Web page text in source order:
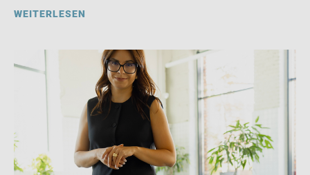
WEITERLESEN